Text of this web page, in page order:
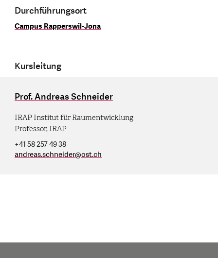
Durchführungsort
Campus Rapperswil-Jona
Kursleitung
Prof. Andreas Schneider
IRAP Institut für Raumentwicklung
Professor, IRAP
+41 58 257 49 38
andreas.schneider@ost.ch